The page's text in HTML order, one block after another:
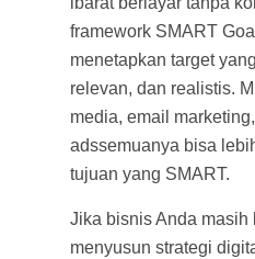
framework SMART
menetapkan target
relevan, dan realistis.
media, email
adssemuanya bisa
tujuan yang SMART.
Jika bisnis Anda masih
menyusun strategi